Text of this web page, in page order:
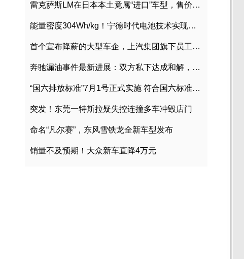
雷克萨斯LM在日本本土竟属“进口”车型，售价2580万日元
能量密度304Wh/kg！宁德时代电池技术实现突破
首个宣布降薪的大型车企，上汽集团旗下员工降薪文件曝光
奔驰漏油事件最新进展：双方私下达成和解，工商已介入调查
“国六排放标准”7月1号正式实施 符合国六标准车型目录一览
突发！东莞一特斯拉疑失控连撞多车冲毁店门
命名“凡尔赛”，东风雪铁龙全新车型发布
销量不及预期！大众新车直降4万元